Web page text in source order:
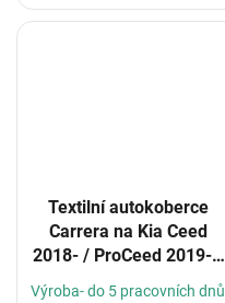
Textilní autokoberce
Carrera na Kia Ceed
2018- / ProCeed 2019- /
X-Ceed 2019-
Výroba- do 5 pracovních dnů